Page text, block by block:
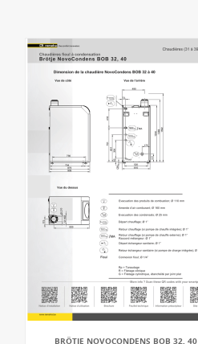
BRÖTJE NOVOCONDENS BOB 32, 40